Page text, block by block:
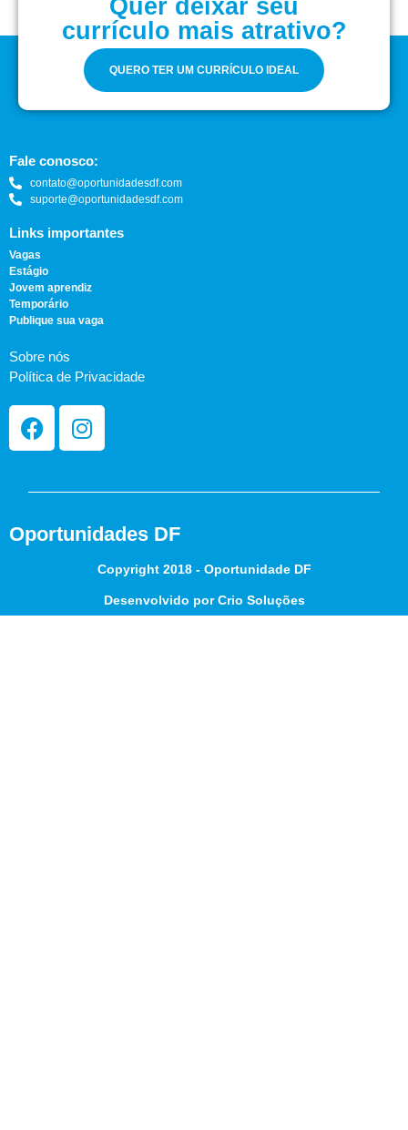
Quer deixar seu
currículo mais atrativo?
QUERO TER UM CURRÍCULO IDEAL
Fale conosco:
contato@oportunidadesdf.com
suporte@oportunidadesdf.com
Links importantes
Vagas
Estágio
Jovem aprendiz
Temporário
Publique sua vaga
Sobre nós
Política de Privacidade
Oportunidades DF
Copyright 2018 - Oportunidade DF
Desenvolvido por Crio Soluções